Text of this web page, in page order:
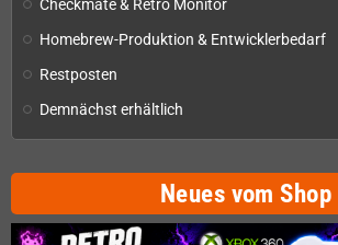
Checkmate & Retro Monitor
Homebrew-Produktion & Entwicklerbedarf
Restposten
Demnächst erhältlich
Neues vom Shop